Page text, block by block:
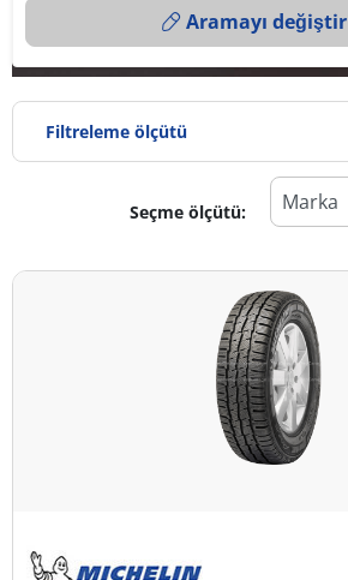
Aramayı değiştir
Filtreleme ölçütü
Lastik türü
Tüm lastik türleri (27)
Dört mevsim (13)
Binek (6)
Seçme ölçütü: